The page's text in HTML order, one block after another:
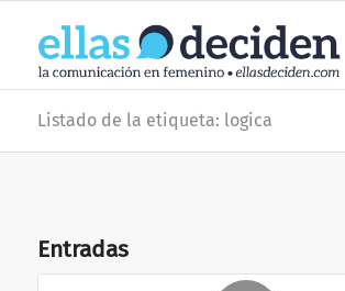
Listado de la etiqueta: logica
Entradas